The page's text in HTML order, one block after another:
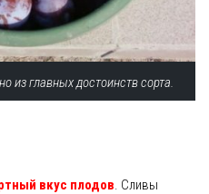
из главных достоинств сорта.
вкус плодов. Сливы